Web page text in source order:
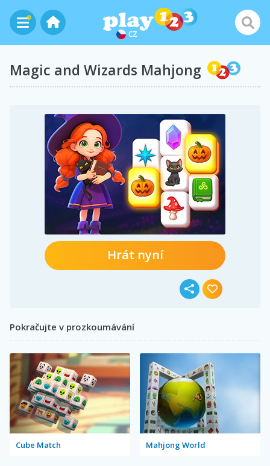
CZ
Magic and Wizards Mahjong
Hrát nyní
Pokračujte v prozkoumávání
Cube Match Mahjong World